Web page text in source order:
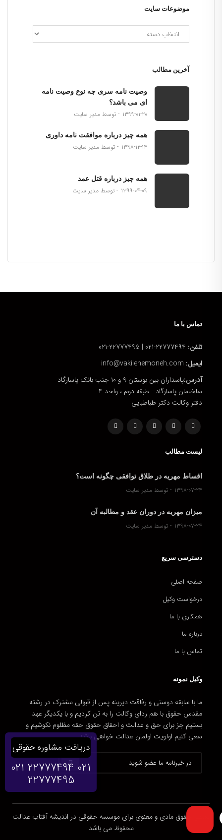
موضوعات سایت
آخرین مطالب
وصیت نامه سری چه نوع وصیت نامه
ای می باشد؟
۱۳۹۹-۰۱-۲۰ توسط مدیر سایت
همه چیز درباره موافقت نامه داوری
۱۳۹۸-۱۲-۱۴ توسط مدیر سایت
همه چیز درباره قتل عمد
۱۳۹۹-۰۴-۰۹ توسط مدیر سایت
تماس با ما
تلفن:
ایمیل:
آدرس:پاسداران بین بوستان ۹ و ۱۰ جنب بانک پاسارگاد
ساختمان پاسارگاد - طبقه دوم ، واحد ۴
دفتر وکالت دکتر طباطبایی
لیست مطالب
اقساط مهریه در طلاق توافقی چگونه است؟
۱۳۹۸-۰۷-۲۴ توسط مدیر سایت
میزان مهریه در دوران عقد و مطالبه آن
۱۳۹۸-۰۷-۲۴ توسط مدیر سایت
دسترسی سریع
صفحه اصلی
درخواست وکیل
همکاری با ما
درباره ما
تماس با ما
وکیل نمونه
ما با سابقه دوستی و رفاقت دیرینه پس از قبولی مشترک در رشته
مقدس حقوق با هم ردای وکالت را به تن کردیم و با یکدیگر عهد
بستیم جز برای حق و عدالت و احقاق حقوق حقه مظلوم نکوشیم و
سعی کنیم اولویت اولمان عدالت خواهی باشد.
تمامی حقوق مادی و معنوی برای موسسه حقوقی در اندیشه آفتاب عدالت
محفوظ می باشد
دریافت مشاوره حقوقی
021 22777494 021
22777495